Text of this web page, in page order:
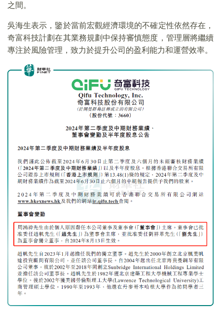
之間。
吳海生表示，鑒於當前宏觀經濟環境的不確定性依然存在，
奇富科技計劃在其業務規劃中保持審慎態度，管理層將繼續
專注於風險管理，致力於提升公司的盈利能力和運營效率。